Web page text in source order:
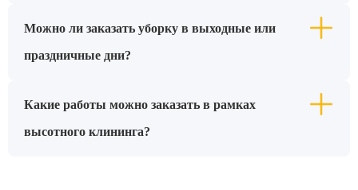
Можно ли заказать уборку в выходные или
праздничные дни?
Какие работы можно заказать в рамках
высотного клининга?